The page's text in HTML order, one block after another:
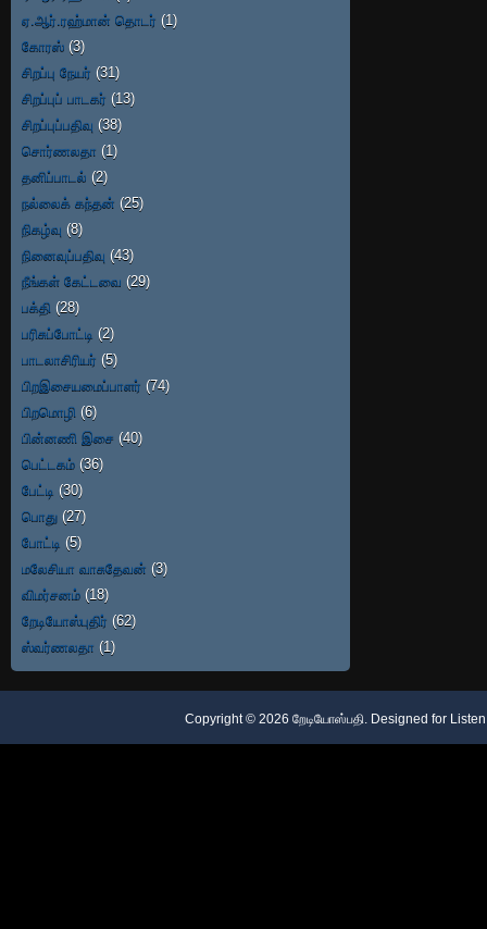
ஏ.ஆர்.ரஹ்மான் தொடர் (1)
கோரஸ் (3)
சிறப்பு நேயர் (31)
சிறப்புப் பாடகர் (13)
சிறப்புப்பதிவு (38)
சொர்ணலதா (1)
தனிப்பாடல் (2)
நல்லைக் கந்தன் (25)
நிகழ்வு (8)
நினைவுப்பதிவு (43)
நீங்கள் கேட்டவை (29)
பக்தி (28)
பரிசுப்போட்டி (2)
பாடலாசிரியர் (5)
பிறஇசையமைப்பாளர் (74)
பிறமொழி (6)
பின்னணி இசை (40)
பெட்டகம் (36)
பேட்டி (30)
பொது (27)
போட்டி (5)
மலேசியா வாசுதேவன் (3)
விமர்சனம் (18)
றேடியோஸ்புதிர் (62)
ஸ்வர்ணலதா (1)
Copyright © 2026 றேடியோஸ்பதி . Designed for